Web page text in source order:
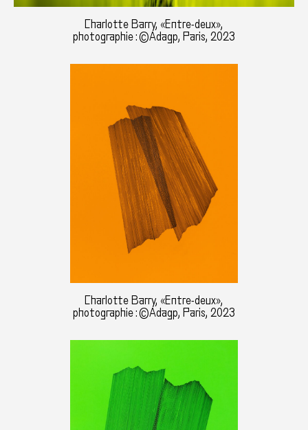
Charlotte Barry, «Entre-deux»,
photographie : ©Adagp, Paris, 2023
Charlotte Barry, «Entre-deux»,
photographie : ©Adagp, Paris, 2023